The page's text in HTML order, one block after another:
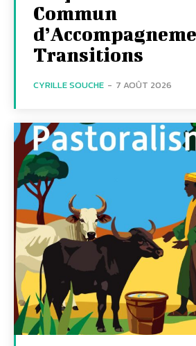
Commun
Transitions
CYRILLE SOUCHE - 7 AOÛT 2026